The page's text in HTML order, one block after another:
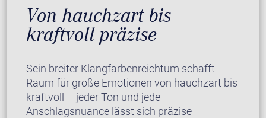
Von hauchzart bis
kraftvoll präzise
Sein breiter Klangfarbenreichtum schafft
Raum für große Emotionen von hauchzart bis
kraftvoll – jeder Ton und jede
Anschlagsnuance lässt sich präzise